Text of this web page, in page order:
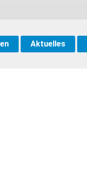
Aktuelles